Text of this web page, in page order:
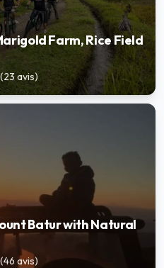
Farm, Rice Field
(23 avis)
Batur with Natural
(46 avis)